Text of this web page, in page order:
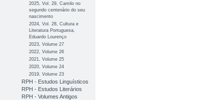
2025, Vol. 29, Camilo no
segundo centenário do seu
nascimento
2024, Vol. 28, Cultura e
Literatura Portuguesa,
Eduardo Lourenço
2023, Volume 27
2022, Volume 26
2021, Volume 25
2020, Volume 24
2019, Volume 23
RPH - Estudos Linguísticos
RPH - Estudos Literários
RPH - Volumes Antigos